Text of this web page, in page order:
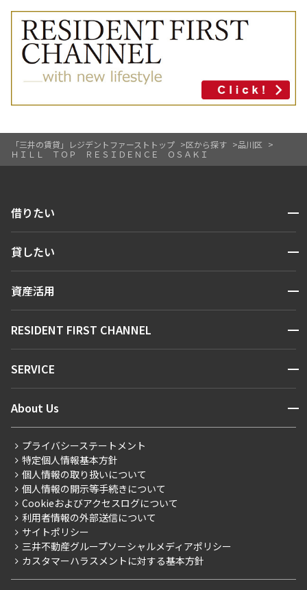
「三井の賃貸」レジデントファーストトップ 区から探す
品川区
ＨＩＬＬ ＴＯＰ ＲＥＳＩＤＥＮＣＥ ＯＳＡＫＩ
借りたい 開閉
人気エリアから探す
新着情報から探す
新着募集情報
こだわりから探す
こだわり一覧
プレミアムマンション
新築
当社限定（港区・渋谷区）
当社限定（港区・渋谷区以外）
三井不動産企画
貸したい 開閉
お問い合わせ
資産活用 開閉
お問い合わせ
RESIDENT FIRST CHANNEL 開閉
マンションレポート
住まいのコラム
SERVICE 開閉
会員ページ
ご入居・提携サービス
お部屋探しからご契約まで
よくあるご質問
社宅紹介
【仲介会社様向け】当社仲介事業部取り扱い物件入居申込
About Us 開閉
会社情報
事業案内
採用情報
ニュースリリース
お問い合わせ
プライバシーステートメント
特定個人情報基本方針
個人情報の取り扱いについて
個人情報の開示等手続きについて
Cookieおよびアクセスログについて
利用者情報の外部送信について
サイトポリシー
三井不動産グループソーシャルメディアポリシー
カスタマーハラスメントに対する基本方針